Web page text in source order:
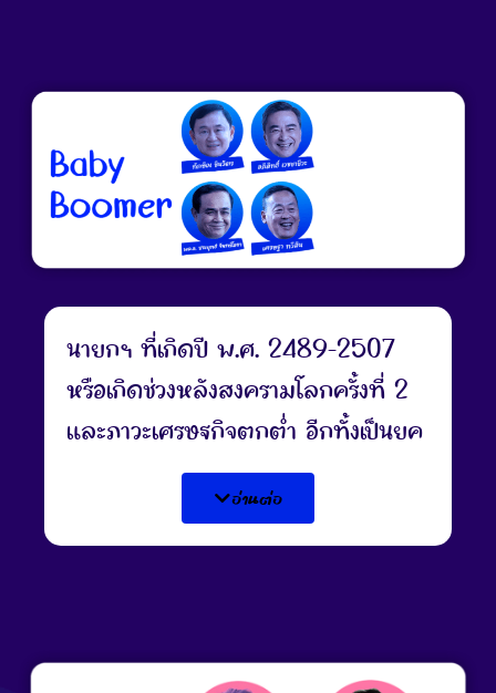
นายกฯ ที่เกิดปี พ.ศ. 2489-2507
หรือเกิดช่วงหลังสงครามโลกครั้งที่ 2
และภาวะเศรษฐกิจตกต่ำ อีกทั้งเป็นยุค
ประชากรเกิดมาก เพื่อทดแทนประชากร
ที่สูญเสีย และเพื่อให้มีกำลังคนมา
พัฒนาประเทศนายกฯ ใน Gen นี้ จึง
นอกจากนี้ยังมุ่งเน้นไปที่การศึกษา
อ่านต่อ